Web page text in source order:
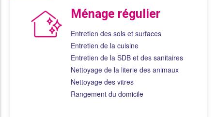
Ménage régulier
Entretien des sols et surfaces
Entretien de la cuisine
Entretien de la SDB et des sanitaires
Nettoyage de la literie des animaux
Nettoyage des vitres
Rangement du domicile